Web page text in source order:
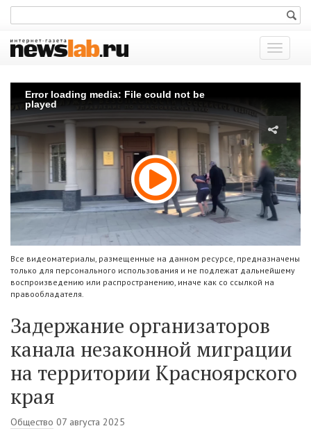
Показать
меню
Error loading media: File could not be
played
Все видеоматериалы, размещенные на данном ресурсе, предназначены
только для персонального использования и не подлежат дальнейшему
воспроизведению или распространению, иначе как со ссылкой на
правообладателя.
Задержание организаторов
канала незаконной миграции
на территории Красноярского
края
Общество 07 августа 2025